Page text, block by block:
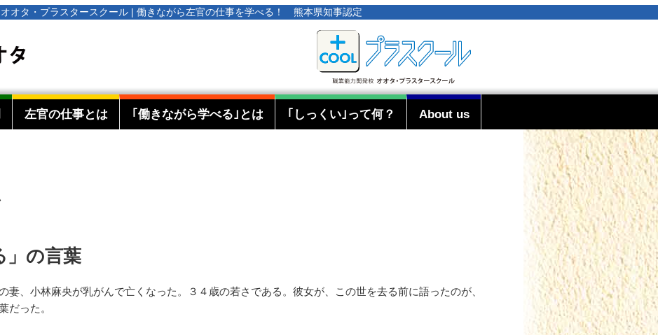
オタ・プラスタースクール | 働きながら左官の仕事を学べる！ 熊本県知事認定
左官の仕事とは ｢働きながら学べる｣とは ｢しっくい｣って何？ About us
」の言葉
妻、小林麻央が乳がんで亡くなった。３４歳の若さである。彼女が、この世を去る前に語ったのが、
だった。